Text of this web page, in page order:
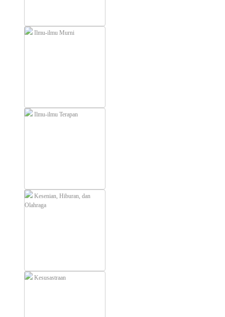
Ilmu-ilmu Murni
Ilmu-ilmu Terapan
Kesenian, Hiburan, dan
Olahraga
Kesusastraan